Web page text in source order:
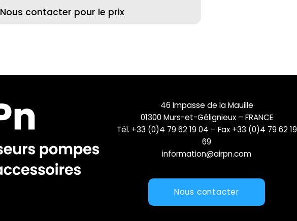
Nous contacter pour le prix
46 Impasse de la Mauille
01300 Murs-et-Gélignieux – FRANCE
Tél. +33 (0)4 79 62 19 04 – Fax +33 (0)4 79 62 19
69
information@airpn.com
Nous contacter